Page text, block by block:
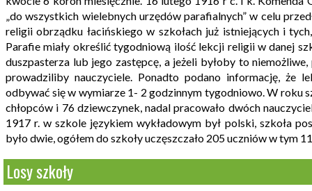
„do wszystkich wielebnych urzędów parafialnych” w celu
religii obrządku łacińskiego w szkołach już istniejących i
Parafie miały określić tygodniową ilość lekcji religii w danej
duszpasterza lub jego zastępcę, a jeżeli byłoby to
prowadziliby nauczyciele. Ponadto podano informację, że
odbywać się w wymiarze 1- 2 godzinnym tygodniowo. W roku
chłopców i 76 dziewczynek, nadal pracowało dwóch
1917 r. w szkole językiem wykładowym był polski, szkoła
było dwie, ogółem do szkoły uczęszczało 205 uczniów w tym
Losy szkoły